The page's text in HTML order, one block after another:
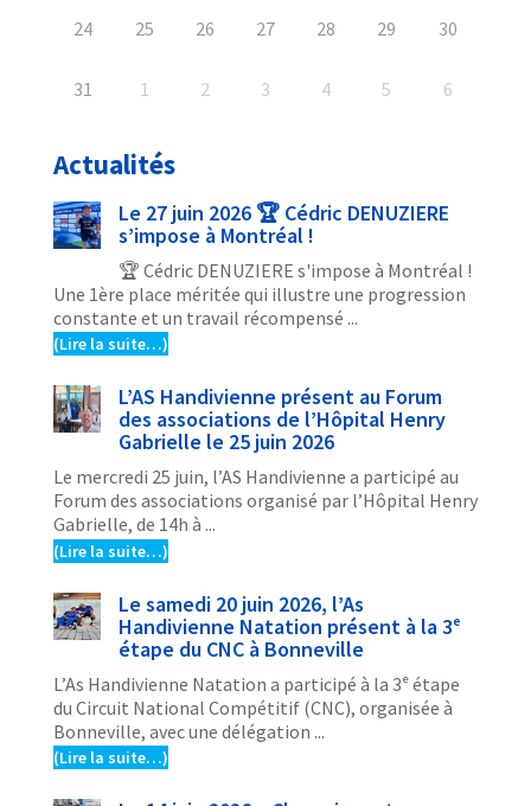
24 25 26 27 28 29 30
31 1 2 3 4 5 6
Actualités
Le 27 juin 2026 🏆 Cédric DENUZIERE
s’impose à Montréal !
🏆 Cédric DENUZIERE s'impose à Montréal !
Une 1ère place méritée qui illustre une progression
constante et un travail récompensé ...
(Lire la suite…)
L’AS Handivienne présent au Forum
des associations de l’Hôpital Henry
Gabrielle le 25 juin 2026
Le mercredi 25 juin, l’AS Handivienne a participé au
Forum des associations organisé par l’Hôpital Henry
Gabrielle, de 14h à ...
(Lire la suite…)
Le samedi 20 juin 2026, l’As
Handivienne Natation présent à la 3ᵉ
étape du CNC à Bonneville
L’As Handivienne Natation a participé à la 3ᵉ étape
du Circuit National Compétitif (CNC), organisée à
Bonneville, avec une délégation ...
(Lire la suite…)